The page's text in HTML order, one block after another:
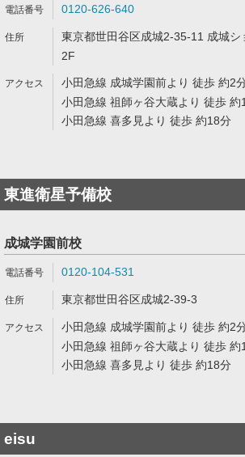
0120-626-640
東京都世田谷区成城2-35-11 成城シ
2F
小田急線 成城学園前より 徒歩 約2
小田急線 祖師ヶ谷大蔵より 徒歩 約
小田急線 喜多見より 徒歩 約18分
東進衛星予備校
成城学園前校
0120-104-531
東京都世田谷区成城2-39-3
小田急線 成城学園前より 徒歩 約2
小田急線 祖師ヶ谷大蔵より 徒歩 約
小田急線 喜多見より 徒歩 約18分
eisu